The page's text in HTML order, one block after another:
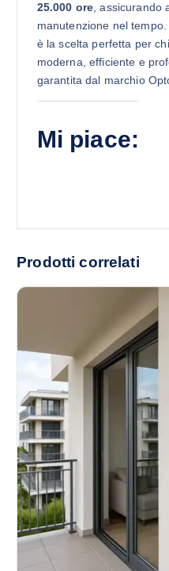
25.000 ore, assicurando
manutenzione nel
è la scelta perfetta per
moderna, efficiente e
garantita dal marchio
Mi piace:
Prodotti correlati